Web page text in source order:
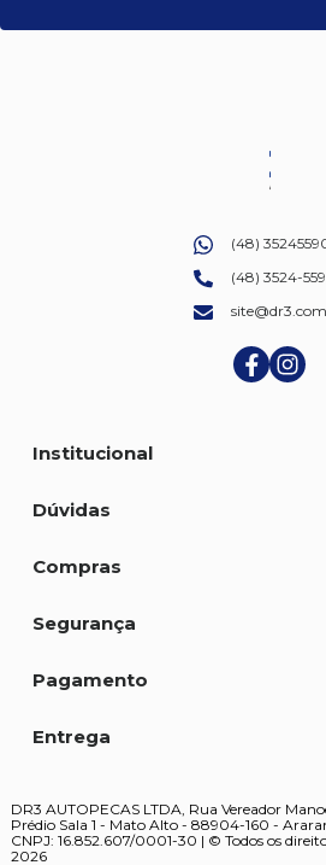
(48)
(48) 3524-
Institucional
Dúvidas
Compras
Segurança
Pagamento
Entrega
DR3 AUTOPECAS LTDA, Rua Vereador
Prédio Sala 1 - Mato Alto - 88904-160 -
CNPJ: 16.852.607/0001-30 | © Todos os
2026